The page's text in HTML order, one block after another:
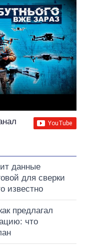
данные
для сверки
известно
предлагал
что